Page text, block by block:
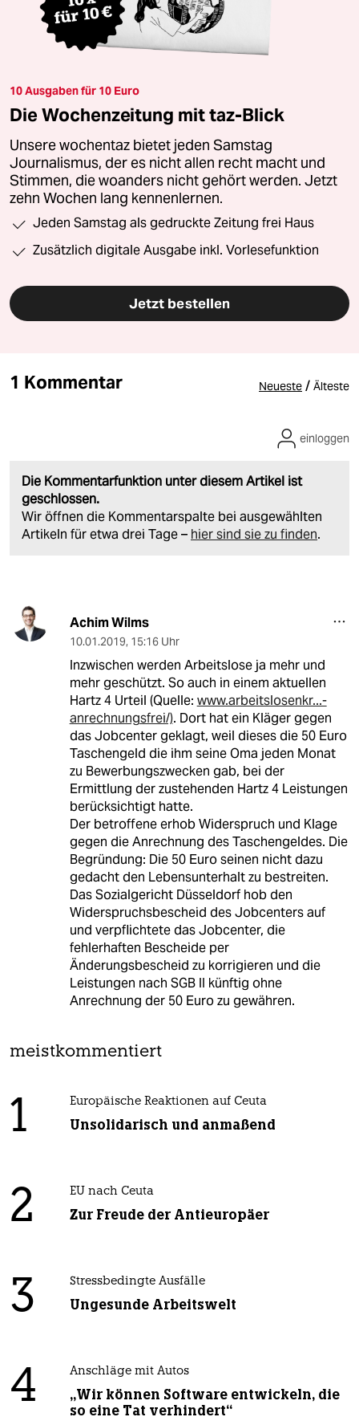
10 Ausgaben für 10 Euro
Die Wochenzeitung mit taz-Blick
Unsere wochentaz bietet jeden Samstag
Journalismus, der es nicht allen recht macht und
Stimmen, die woanders nicht gehört werden. Jetzt
zehn Wochen lang kennenlernen.
Jeden Samstag als gedruckte Zeitung frei Haus
Zusätzlich digitale Ausgabe inkl. Vorlesefunktion
Jetzt bestellen
1 Kommentar Neueste / Älteste
Die Kommentarfunktion unter diesem Artikel ist
geschlossen.
Wir öffnen die Kommentarspalte bei ausgewählten
Artikeln für etwa drei Tage – hier sind sie zu finden.
einloggen
Achim Wilms
10.01.2019, 15:16 Uhr
Inzwischen werden Arbeitslose ja mehr und
mehr geschützt. So auch in einem aktuellen
Hartz 4 Urteil (Quelle: www.arbeitslosenkr...-
anrechnungsfrei/). Dort hat ein Kläger gegen
das Jobcenter geklagt, weil dieses die 50 Euro
Taschengeld die ihm seine Oma jeden Monat
zu Bewerbungszwecken gab, bei der
Ermittlung der zustehenden Hartz 4 Leistungen
berücksichtigt hatte.
Der betroffene erhob Widerspruch und Klage
gegen die Anrechnung des Taschengeldes. Die
Begründung: Die 50 Euro seinen nicht dazu
gedacht den Lebensunterhalt zu bestreiten.
Das Sozialgericht Düsseldorf hob den
Widerspruchsbescheid des Jobcenters auf
und verpflichtete das Jobcenter, die
fehlerhaften Bescheide per
Änderungsbescheid zu korrigieren und die
Leistungen nach SGB II künftig ohne
Anrechnung der 50 Euro zu gewähren.
meistkommentiert
1 Europäische Reaktionen auf Ceuta
Unsolidarisch und anmaßend
2 EU nach Ceuta
Zur Freude der Antieuropäer
3 Stressbedingte Ausfälle
Ungesunde Arbeitswelt
4 Anschläge mit Autos
„Wir können Software entwickeln, die
so eine Tat verhindert“